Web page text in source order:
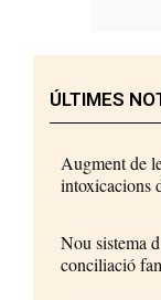
ÚLTIMES
Augment de
intoxicacions
Nou sistema
conciliació